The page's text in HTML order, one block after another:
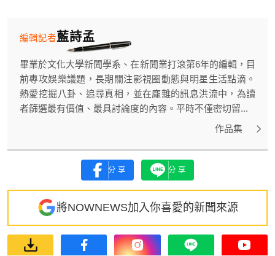
藍詩孟
編輯記者
畢業於文化大學新聞學系、在新聞業打滾第6年的編輯，目
前專攻娛樂議題，長期關注影視圈動態與明星生活點滴。
熱愛挖掘八卦、追尋真相，並在龐雜的訊息洪流中，為讀
者篩選最有價值、最具討論度的內容。平時不僅密切留...
作品集
分享 分享
將NOWNEWS加入你喜愛的新聞來源